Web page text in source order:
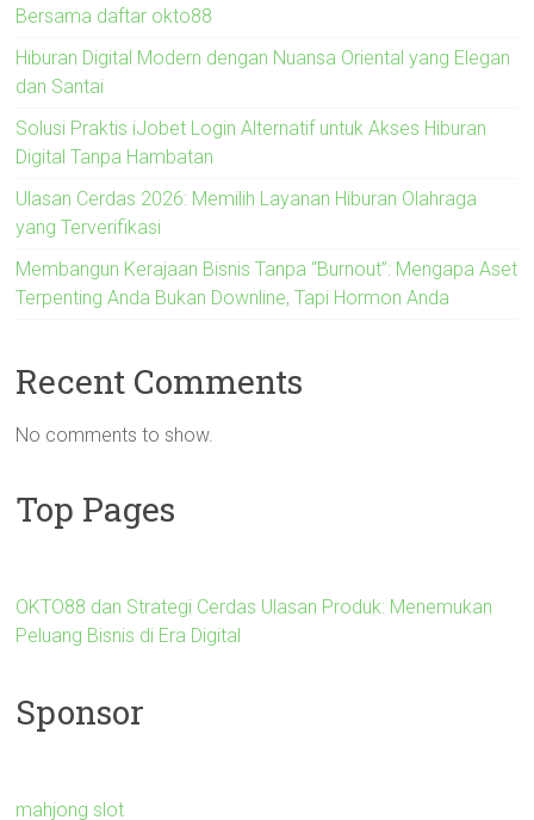
Bersama daftar okto88
Hiburan Digital Modern dengan Nuansa Oriental yang Elegan
dan Santai
Solusi Praktis iJobet Login Alternatif untuk Akses Hiburan
Digital Tanpa Hambatan
Ulasan Cerdas 2026: Memilih Layanan Hiburan Olahraga
yang Terverifikasi
Membangun Kerajaan Bisnis Tanpa “Burnout”: Mengapa Aset
Terpenting Anda Bukan Downline, Tapi Hormon Anda
Recent Comments
No comments to show.
Top Pages
OKTO88 dan Strategi Cerdas Ulasan Produk: Menemukan
Peluang Bisnis di Era Digital
Sponsor
mahjong slot